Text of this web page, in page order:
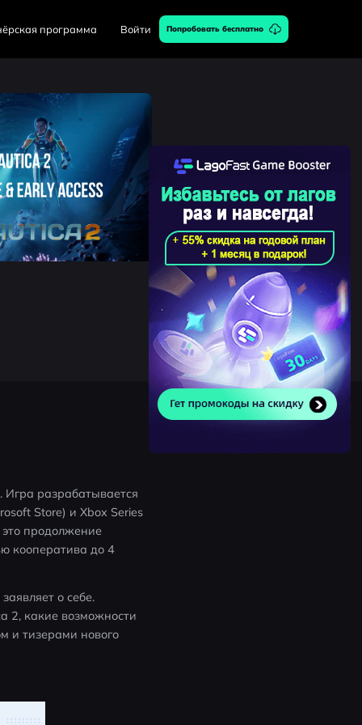
программа Войти Попробовать бесплатно
разрабатывается
Store) и Xbox Series
продолжение
кооператива до 4
о себе.
2, какие возможности
и тизерами нового